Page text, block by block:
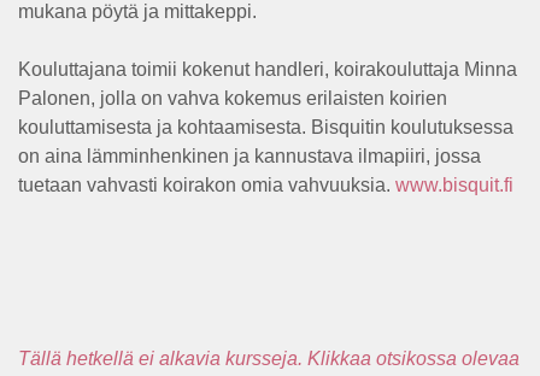
mukana pöytä ja mittakeppi.
Kouluttajana toimii kokenut handleri, koirakouluttaja Minna
Palonen, jolla on vahva kokemus erilaisten koirien
kouluttamisesta ja kohtaamisesta. Bisquitin koulutuksessa
on aina lämminhenkinen ja kannustava ilmapiiri, jossa
tuetaan vahvasti koirakon omia vahvuuksia. www.bisquit.fi
Tällä hetkellä ei alkavia kursseja. Klikkaa otsikossa olevaa